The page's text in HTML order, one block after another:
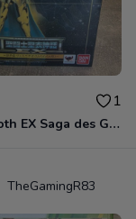
1
Myth Cloth EX Saga des Gémeaux
TheGamingR83